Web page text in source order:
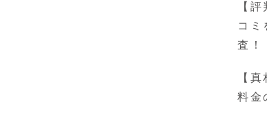
【
コミ
査！
【
料金